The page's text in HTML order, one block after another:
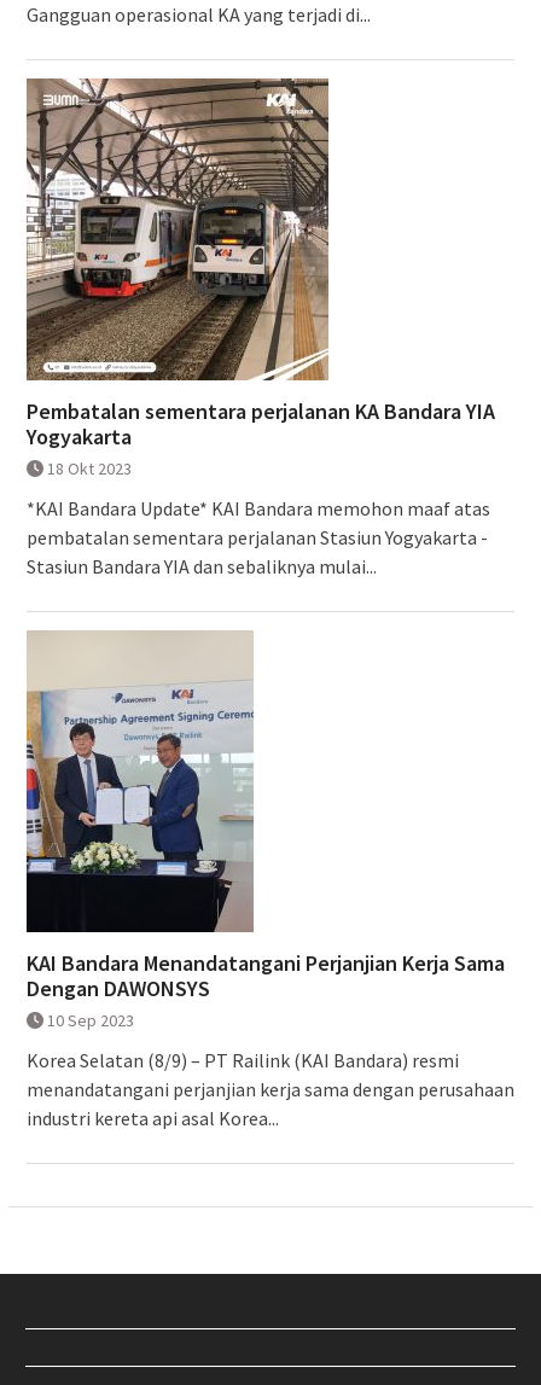
Gangguan operasional KA yang terjadi di...
Pembatalan sementara perjalanan KA Bandara YIA
Yogyakarta
18 Okt 2023
*KAI Bandara Update* KAI Bandara memohon maaf atas
pembatalan sementara perjalanan Stasiun Yogyakarta -
Stasiun Bandara YIA dan sebaliknya mulai...
KAI Bandara Menandatangani Perjanjian Kerja Sama
Dengan DAWONSYS
10 Sep 2023
Korea Selatan (8/9) – PT Railink (KAI Bandara) resmi
menandatangani perjanjian kerja sama dengan perusahaan
industri kereta api asal Korea...